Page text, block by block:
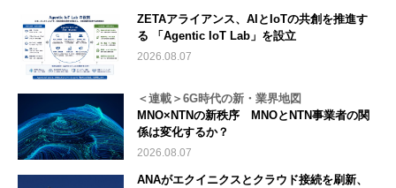
ZETAアライアンス、AIとIoTの共創を推進す
る 「Agentic IoT Lab」を設立
2026.08.07
＜連載＞6G時代の新・業界地図
MNO×NTNの新秩序 MNOとNTN事業者の関
係は変化するか？
2026.08.07
ANAがエクイニクスとクラウド接続を刷新、